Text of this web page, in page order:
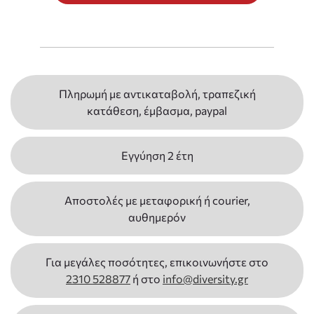
Πληρωμή με αντικαταβολή, τραπεζική
κατάθεση, έμβασμα, paypal
Εγγύηση 2 έτη
Αποστολές με μεταφορική ή courier,
αυθημερόν
Για μεγάλες ποσότητες, επικοινωνήστε στο
2310 528877 ή στο info@diversity.gr